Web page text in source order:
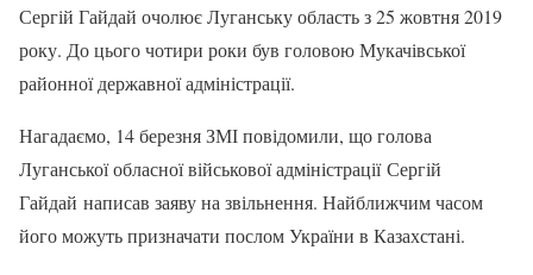
Сергій Гайдай очолює Луганську область з 25 жовтня 2019
року. До цього чотири роки був головою Мукачівської
районної державної адміністрації.
Нагадаємо, 14 березня ЗМІ повідомили, що голова
Луганської обласної військової адміністрації Сергій
Гайдай написав заяву на звільнення. Найближчим часом
його можуть призначати послом України в Казахстані.